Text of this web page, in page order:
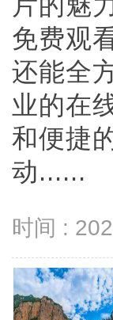
免费观
还能全
业的在
和便捷
动......
时间 :